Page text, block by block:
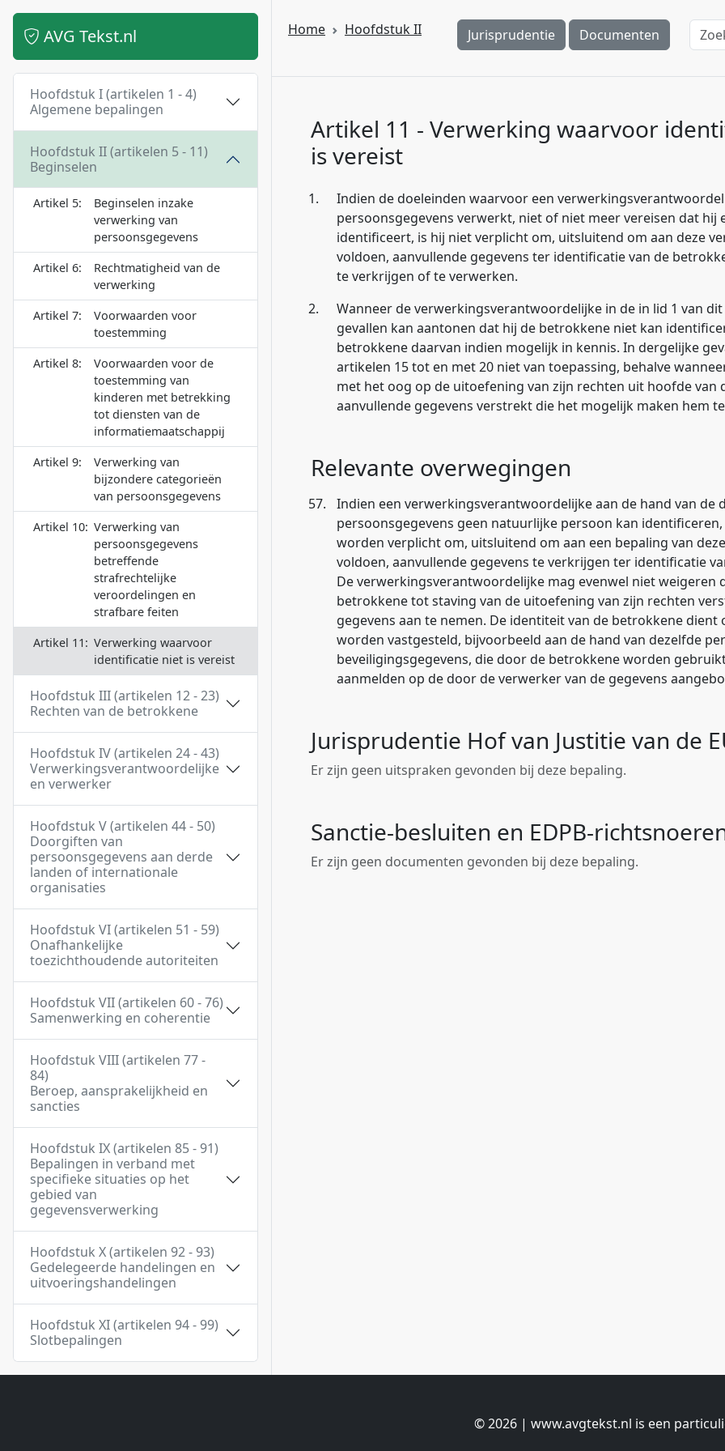
AVG Tekst.nl
Hoofdstuk I (artikelen 1 - 4)
Algemene bepalingen
Hoofdstuk II (artikelen 5 - 11)
Beginselen
Artikel 5:
Beginselen inzake
verwerking van
persoonsgegevens
Artikel 6:
Rechtmatigheid van de
verwerking
Artikel 7:
Voorwaarden voor
toestemming
Artikel 8:
Voorwaarden voor de
toestemming van
kinderen met betrekking
tot diensten van de
informatiemaatschappij
Artikel 9:
Verwerking van
bijzondere categorieën
van persoonsgegevens
Artikel 10: Verwerking van
persoonsgegevens
betreffende
strafrechtelijke
veroordelingen en
strafbare feiten
Artikel 11: Verwerking waarvoor
identificatie niet is vereist
Hoofdstuk III (artikelen 12 - 23)
Rechten van de betrokkene
Hoofdstuk IV (artikelen 24 - 43)
Verwerkingsverantwoordelijke
en verwerker
Hoofdstuk V (artikelen 44 - 50)
Doorgiften van
persoonsgegevens aan derde
landen of internationale
organisaties
Hoofdstuk VI (artikelen 51 - 59)
Onafhankelijke
toezichthoudende autoriteiten
Hoofdstuk VII (artikelen 60 - 76)
Samenwerking en coherentie
Hoofdstuk VIII (artikelen 77 -
84)
Beroep, aansprakelijkheid en
sancties
Hoofdstuk IX (artikelen 85 - 91)
Bepalingen in verband met
specifieke situaties op het
gebied van
gegevensverwerking
Hoofdstuk X (artikelen 92 - 93)
Gedelegeerde handelingen en
uitvoeringshandelingen
Hoofdstuk XI (artikelen 94 - 99)
Slotbepalingen
Home Hoofdstuk II Jurisprudentie Documenten
Artikel 11 - Verwerking waarvoor
is vereist
1.
Indien de doeleinden waarvoor een
persoonsgegevens verwerkt, niet of niet meer vereisen dat hij
identificeert, is hij niet verplicht om, uitsluitend om aan deze
voldoen, aanvullende gegevens ter identificatie van de
te verkrijgen of te verwerken.
2.
Wanneer de verwerkingsverantwoordelijke in de in lid 1 van
gevallen kan aantonen dat hij de betrokkene niet kan
betrokkene daarvan indien mogelijk in kennis. In dergelijke
artikelen 15 tot en met 20 niet van toepassing, behalve
met het oog op de uitoefening van zijn rechten uit hoofde van
aanvullende gegevens verstrekt die het mogelijk maken hem
Relevante overwegingen
57.
Indien een verwerkingsverantwoordelijke aan de hand van de
persoonsgegevens geen natuurlijke persoon kan
worden verplicht om, uitsluitend om aan een bepaling van
voldoen, aanvullende gegevens te verkrijgen ter identificatie
De verwerkingsverantwoordelijke mag evenwel niet weigeren
betrokkene tot staving van de uitoefening van zijn rechten
gegevens aan te nemen. De identiteit van de betrokkene dient
worden vastgesteld, bijvoorbeeld aan de hand van dezelfde
beveiligingsgegevens, die door de betrokkene worden
aanmelden op de door de verwerker van de gegevens
Jurisprudentie Hof van Justitie van de
Er zijn geen uitspraken gevonden bij deze bepaling.
Sanctie-besluiten en EDPB-
Er zijn geen documenten gevonden bij deze bepaling.
© 2026 | www.avgtekst.nl is een